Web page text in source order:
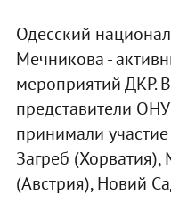
Одесский
Мечникова -
мероприятий ДКР.
представители
принимали
Загреб
(Австрия), Новий